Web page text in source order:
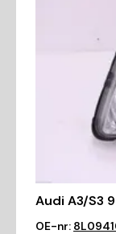
Audi A3/S3
OE-nr: